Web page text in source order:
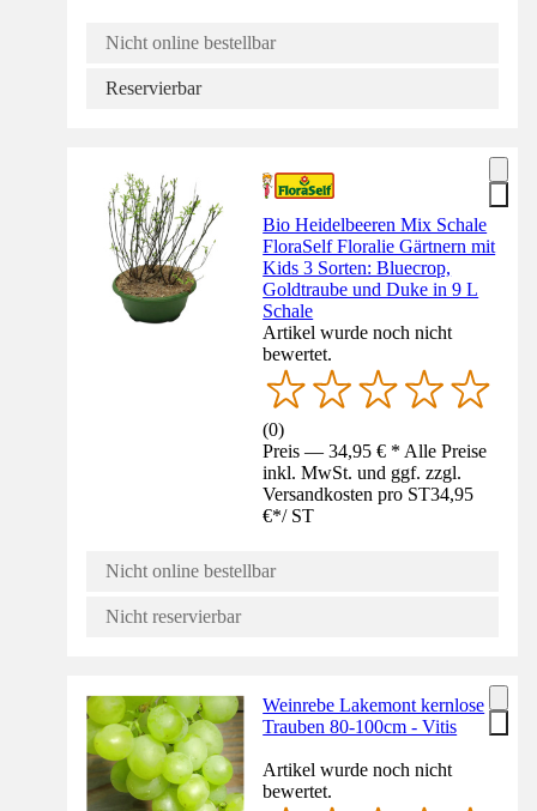
Nicht online bestellbar
Reservierbar
Bio Heidelbeeren Mix Schale
FloraSelf Floralie Gärtnern mit
Kids 3 Sorten: Bluecrop,
Goldtraube und Duke in 9 L
Schale
Artikel wurde noch nicht
bewertet.
(0)
Preis — 34,95 € * Alle Preise
inkl. MwSt. und ggf. zzgl.
Versandkosten pro ST34,95
€*/ ST
Nicht online bestellbar
Nicht reservierbar
Weinrebe Lakemont kernlose
Trauben 80-100cm - Vitis
Artikel wurde noch nicht
bewertet.